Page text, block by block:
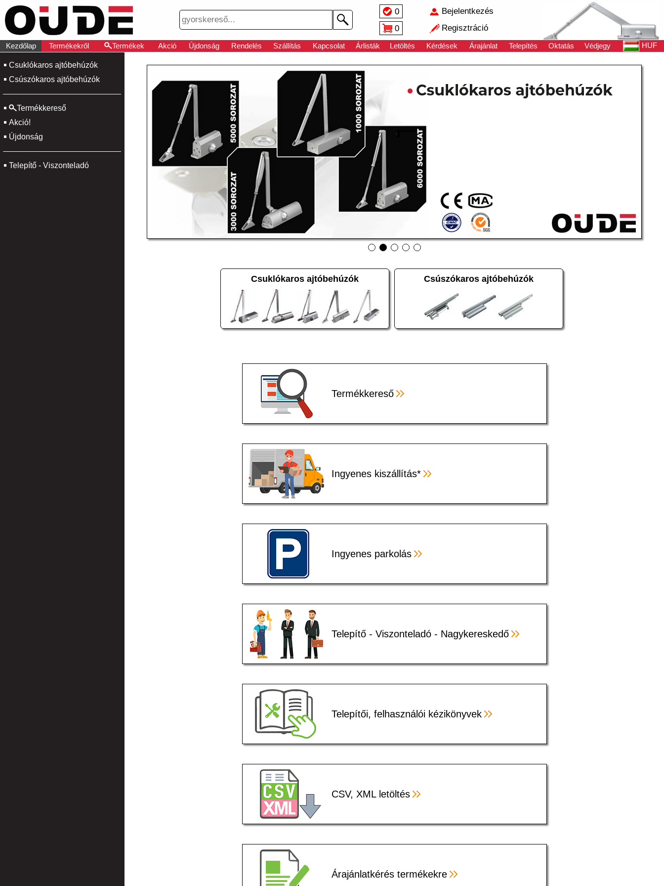
0
0
Bejelentkezés
Regisztráció
Kezdőlap Termékekről Termékek Akció Újdonság Rendelés Szállítás Kapcsolat Árlisták Letöltés Kérdések Árajánlat Telepítés Oktatás Védjegy HUF
Csuklókaros ajtóbehúzók
Csúszókaros ajtóbehúzók
Termékkereső
Akció!
Újdonság
Telepítő - Viszonteladó
Csuklókaros ajtóbehúzók Csúszókaros ajtóbehúzók
Termékkereső
Ingyenes kiszállítás*
Ingyenes parkolás
Telepítő - Viszonteladó - Nagykereskedő
Telepítői, felhasználói kézikönyvek
CSV, XML letöltés
Árajánlatkérés termékekre